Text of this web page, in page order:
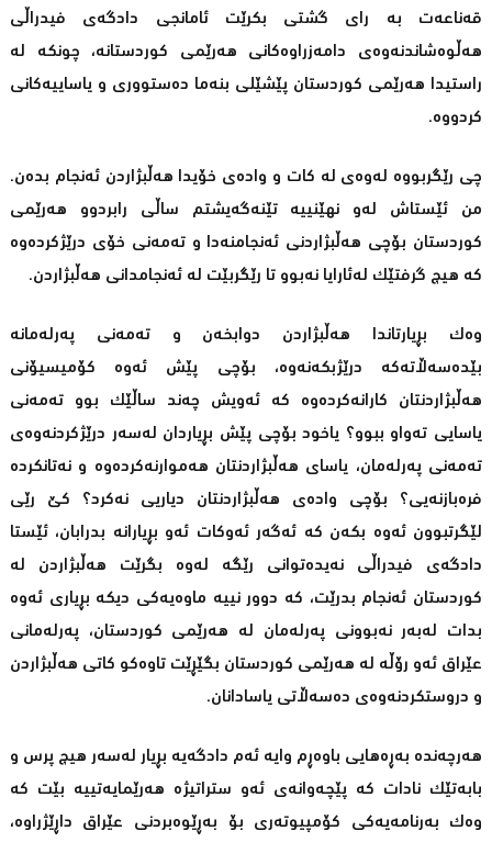
قەناعەت بە رای گشتی بکرێت ئامانجی دادگەی فیدراڵی
هەڵوەشاندنەوەی دامەزراوەکانی هەرێمی کوردستانە، چونکە لە
راستیدا هەرێمی کوردستان پێشێلی بنەما دەستووری و یاساییەکانی
کردووە.
چی رێگربووە لەوەی لە کات و وادەی خۆیدا هەڵبژاردن ئەنجام بدەن.
من ئێستاش لەو نهێنییە تێنەگەیشتم ساڵی رابردوو هەرێمی
کوردستان بۆچی هەڵبژاردنی ئەنجامنەدا و تەمەنی خۆی درێژکردەوە
کە هیچ گرفتێک لەئارایا نەبوو تا رێگربێت لە ئەنجامدانی هەڵبژاردن.
وەک بڕیارتاندا هەڵبژاردن دوابخەن و تەمەنی پەرلەمانە
بێدەسەڵاتەکە درێژبکەنەوە، بۆچی پێش ئەوە کۆمیسیۆنی
هەڵبژاردنتان کارانەکردەوە کە ئەویش چەند ساڵێک بوو تەمەنی
یاسایی تەواو ببوو؟ یاخود بۆچی پێش بڕیاردان لەسەر درێژکردنەوەی
تەمەنی پەرلەمان، یاسای هەڵبژاردنتان هەموارنەکردەوە و نەتانکردە
فرەبازنەیی؟ بۆچی وادەی هەڵبژاردنتان دیاریی نەکرد؟ کێ رێی
لێگرتبوون ئەوە بکەن کە ئەگەر ئەوکات ئەو بڕیارانە بدرابان، ئێستا
دادگەی فیدراڵی نەیدەتوانی رێگە لەوە بگرێت هەڵبژاردن لە
کوردستان ئەنجام بدرێت، کە دوور نییە ماوەیەکی دیکە بڕیاری ئەوە
بدات لەبەر نەبوونی پەرلەمان لە هەرێمی کوردستان، پەرلەمانی
عێراق ئەو رۆڵە لە هەرێمی کوردستان بگێڕێت تاوەکو کاتی هەڵبژاردن
و دروستکردنەوەی دەسەڵاتی یاسادانان.
هەرچەندە بەڕەهایی باوەڕم وایە ئەم دادگەیە بڕیار لەسەر هیچ پرس و
بابەتێک نادات کە پێچەوانەی ئەو ستراتیژە هەرێمایەتییە بێت کە
وەک بەرنامەیەکی کۆمپیوتەری بۆ بەڕێوەبردنی عێراق داڕێژراوە،